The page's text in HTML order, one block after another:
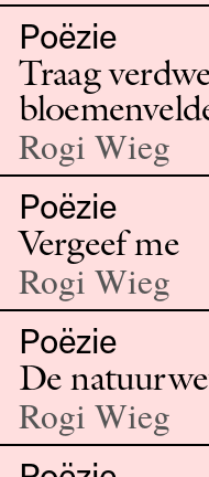
Poëzie
Traag
Rogi Wieg
Poëzie
Vergeef me
Rogi Wieg
Poëzie
De
Rogi Wieg